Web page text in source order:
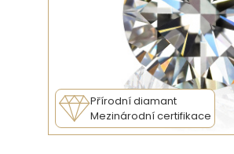
Přírodní diamant
Mezinárodní certifikace